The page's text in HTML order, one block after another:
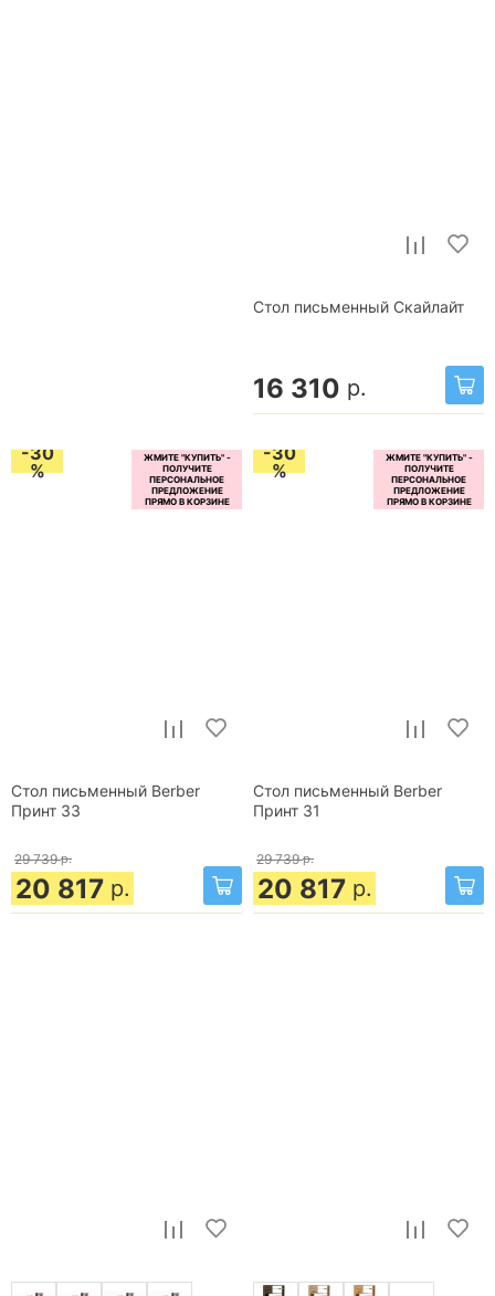
Стол письменный Скайлайт
16 310 р.
-30
%
Стол письменный Berber
Принт 33
29 739 р.
20 817 р.
-30
%
Стол письменный Berber
Принт 31
29 739 р.
20 817 р.